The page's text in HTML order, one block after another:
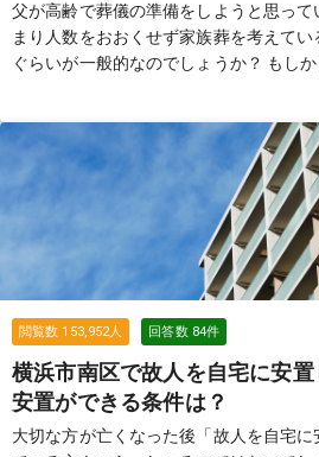
父が高齢で葬儀の準備をしようと思っ
まり人数をおおくせず家族葬を考えて
ぐらいが一般的なのでしょうか？ もしかしたら、親族以外の方も参
列する可能性があります。 その場合は
閲覧数 153,952人 回答数 84件
横浜市南区で故人を自宅に安
安置ができる条件は？
大切な方が亡くなった後「故人を自宅に